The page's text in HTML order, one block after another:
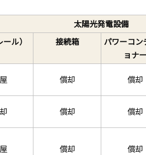
太陽光発電設備
ル） 接続箱
パワーコン
ョナー
償却 償却
償却 償却
償却 償却